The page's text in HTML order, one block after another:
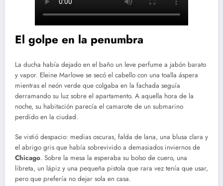
El golpe en la penumbra
La ducha había dejado en el baño un leve perfume a jabón barato
y vapor. Eleine Marlowe se secó el cabello con una toalla áspera
mientras el neón verde que colgaba en la fachada seguía
derramando su luz sobre el apartamento. A aquella hora de la
noche, su habitación parecía el camarote de un submarino
perdido en la ciudad.
Se vistió despacio: medias oscuras, falda de lana, una blusa clara y
el abrigo gris que había sobrevivido a demasiados inviernos de
Chicago. Sobre la mesa la esperaba su bolso de cuero, una
libreta, un lápiz y una pequeña pistola que rara vez tenía que usar,
pero que prefería no dejar sola en casa.